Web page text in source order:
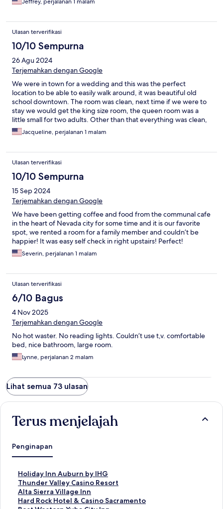
and most of Nevada City that creates this charm here. Overall it
Jeffrey, perjalanan 1 malam
Ulasan terverifikasi
10/10 Sempurna
26 Agu 2024
Terjemahkan dengan Google
We were in town for a wedding and this was the perfect
location to be able to easily walk around, it was beautiful old
school downtown. The room was clean, next time if we were to
stay we would get the king size room, the queen room was a
little small for two adults. Other than that everything was clean,
the owners were responsive to letting us check in early. I would
definitely recommend and stay here again.
Jacqueline, perjalanan 1 malam
Ulasan terverifikasi
10/10 Sempurna
15 Sep 2024
Terjemahkan dengan Google
We have been getting coffee and food from the communal cafe
in the heart of Nevada city for some time and it is our favorite
spot, we rented a room for a family member and couldn’t be
happier! It was easy self check in right upstairs! Perfect!
Severin, perjalanan 1 malam
Ulasan terverifikasi
6/10 Bagus
4 Nov 2025
Terjemahkan dengan Google
No hot waster. No reading lights. Couldn’t use t,v. comfortable
bed, nice bathroom, large room.
Lynne, perjalanan 2 malam
Lihat semua 73 ulasan
Terus menjelajah
Penginapan
Holiday Inn Auburn by IHG
T
a
u
t
Thunder Valley Casino Resort
T
a
u
Alta Sierra Village Inn
T
a
Hard Rock Hotel & Casino Sacramento
T